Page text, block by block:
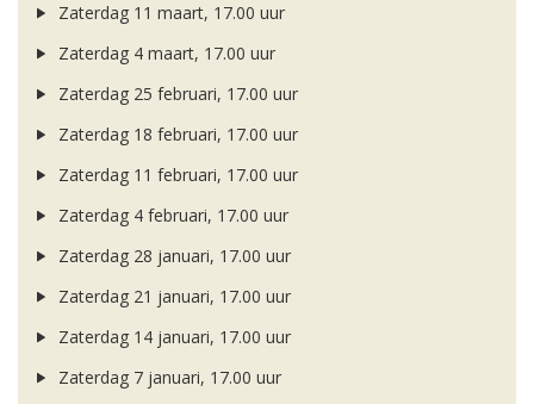
Zaterdag 11 maart, 17.00 uur
Zaterdag 4 maart, 17.00 uur
Zaterdag 25 februari, 17.00 uur
Zaterdag 18 februari, 17.00 uur
Zaterdag 11 februari, 17.00 uur
Zaterdag 4 februari, 17.00 uur
Zaterdag 28 januari, 17.00 uur
Zaterdag 21 januari, 17.00 uur
Zaterdag 14 januari, 17.00 uur
Zaterdag 7 januari, 17.00 uur